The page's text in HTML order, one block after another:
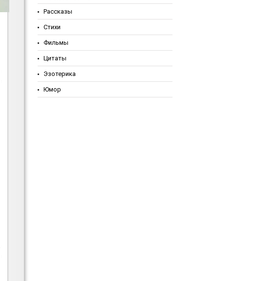
Рассказы
Стихи
Фильмы
Цитаты
Эзотерика
Юмор